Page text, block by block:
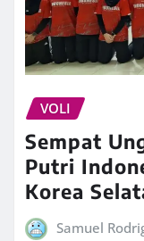
VOLI
Sempat
Putri
Korea
Samuel